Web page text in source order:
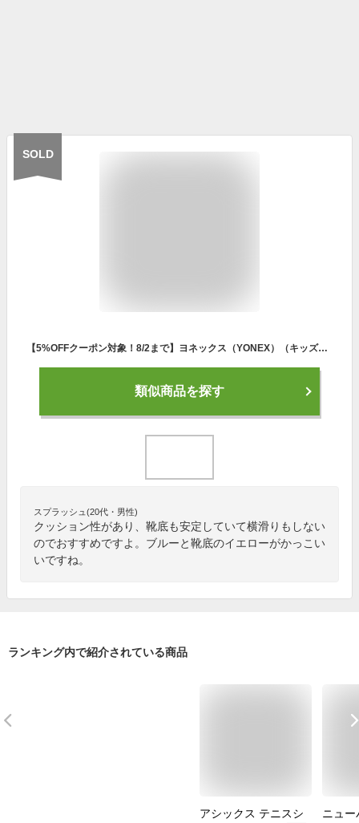
SOLD
【5%OFFクーポン対象！8/2まで】ヨネックス（YONEX）（キッズ）オールコート用 テニスシューズ パワークッションジュニアAC SHTJRAC-474
類似商品を探す
スプラッシュ(20代・男性)
クッション性があり、靴底も安定していて横滑りもしない
のでおすすめですよ。ブルーと靴底のイエローがかっこい
いですね。
ランキング内で紹介されている商品
アシックス テニスシ
ニュ